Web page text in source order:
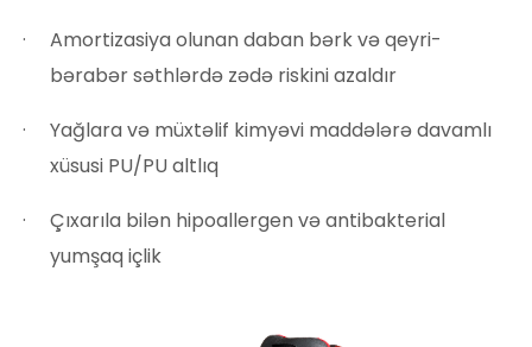
Amortizasiya olunan daban bərk və qeyri-
bərabər səthlərdə zədə riskini azaldır
Yağlara və müxtəlif kimyəvi maddələrə davamlı
xüsusi PU/PU altlıq
Çıxarıla bilən hipoallergen və antibakterial
yumşaq içlik